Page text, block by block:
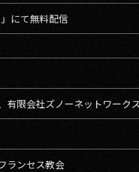
にて無料配信
限会社ズノーネットワーク
ランセス教会